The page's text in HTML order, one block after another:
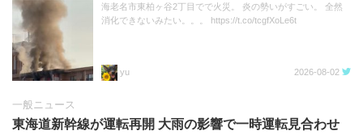
海老名市東柏ヶ谷2丁目でで火災。 炎の勢いがすごい。 全然
消化できないみたい。。。 https://t.co/tcgfXoLe6t
yu 2026-08-02
一般ニュース
東海道新幹線が運転再開 大雨の影響で一時運転見合わせ